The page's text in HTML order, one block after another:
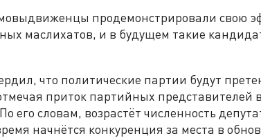
продемонстрировали свою
маслихатов, и в будущем такие
что политические партии будут
приток партийных представителей в
его словам, возрастёт численность
начнётся конкуренция за места в